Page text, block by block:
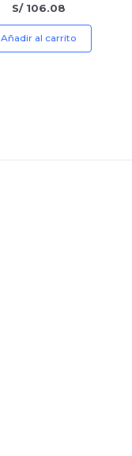
S/106.08
Añadir al carrito